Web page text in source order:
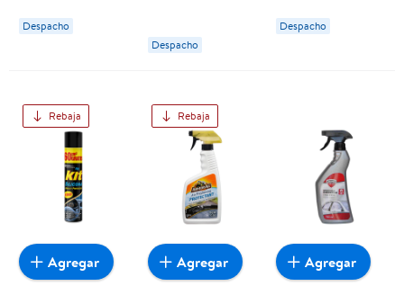
Despacho
Armor All
Despacho
AutoDrive
Despacho
Rebaja
Agregar
Rebaja
Agregar Agregar